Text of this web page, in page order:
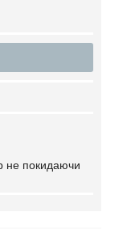
не покидаючи